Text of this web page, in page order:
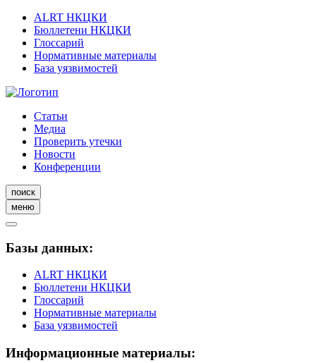
ALRT НКЦКИ
Бюллетени НКЦКИ
Глоссарий
Нормативные материалы
База уязвимостей
Статьи
Медиа
Проверить утечки
Новости
Конференции
поиск
меню
Базы данных:
ALRT НКЦКИ
Бюллетени НКЦКИ
Глоссарий
Нормативные материалы
База уязвимостей
Информационные материалы: